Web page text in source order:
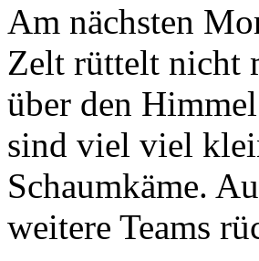
Am nächsten
Zelt rüttelt nicht
über den
sind viel viel
Schaumkäme.
weitere Teams